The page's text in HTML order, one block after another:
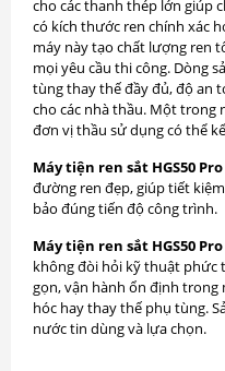
cho các thanh thép lớn giúp
có kích thước ren chính xác
máy này tạo chất lượng ren
mọi yêu cầu thi công. Dòng
tùng thay thế đầy đủ, độ an
cho các nhà thầu. Một trong
đơn vị thầu sử dụng có thể
Máy tiện ren sắt HGS50 Pro
đường ren đẹp, giúp tiết
bảo đúng tiến độ công trình.
Máy tiện ren sắt HGS50 Pro
không đòi hỏi kỹ thuật phức
gọn, vận hành ổn định
hóc hay thay thế phụ tùng.
nước tin dùng và lựa chọn.